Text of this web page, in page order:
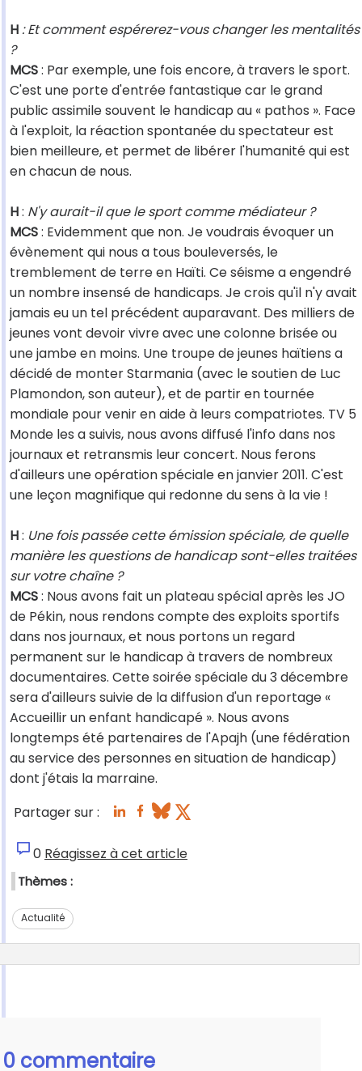
H : Et comment espérerez-vous changer les mentalités
?
MCS: Par exemple, une fois encore, à travers le sport.
C'est une porte d'entrée fantastique car le grand
public assimile souvent le handicap au « pathos ». Face
à l'exploit, la réaction spontanée du spectateur est
bien meilleure, et permet de libérer l'humanité qui est
en chacun de nous.
H: N'y aurait-il que le sport comme médiateur ?
MCS: Evidemment que non. Je voudrais évoquer un
évènement qui nous a tous bouleversés, le
tremblement de terre en Haïti. Ce séisme a engendré
un nombre insensé de handicaps. Je crois qu'il n'y avait
jamais eu un tel précédent auparavant. Des milliers de
jeunes vont devoir vivre avec une colonne brisée ou
une jambe en moins. Une troupe de jeunes haïtiens a
décidé de monter Starmania (avec le soutien de Luc
Plamondon, son auteur), et de partir en tournée
mondiale pour venir en aide à leurs compatriotes. TV 5
Monde les a suivis, nous avons diffusé l'info dans nos
journaux et retransmis leur concert. Nous ferons
d'ailleurs une opération spéciale en janvier 2011. C'est
une leçon magnifique qui redonne du sens à la vie !
H: Une fois passée cette émission spéciale, de quelle
manière les questions de handicap sont-elles traitées
sur votre chaîne ?
MCS: Nous avons fait un plateau spécial après les JO
de Pékin, nous rendons compte des exploits sportifs
dans nos journaux, et nous portons un regard
permanent sur le handicap à travers de nombreux
documentaires. Cette soirée spéciale du 3 décembre
sera d'ailleurs suivie de la diffusion d'un reportage «
Accueillir un enfant handicapé ». Nous avons
longtemps été partenaires de l'Apajh (une fédération
au service des personnes en situation de handicap)
dont j'étais la marraine.
Partager sur :
0 Réagissez à cet article
Thèmes :
Actualité
0 commentaire